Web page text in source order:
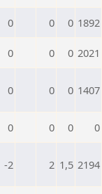
0 0 0 1892
0 0 0 2021
0 0 0 1407
0 0 0 0
-2 2 1,5 2194